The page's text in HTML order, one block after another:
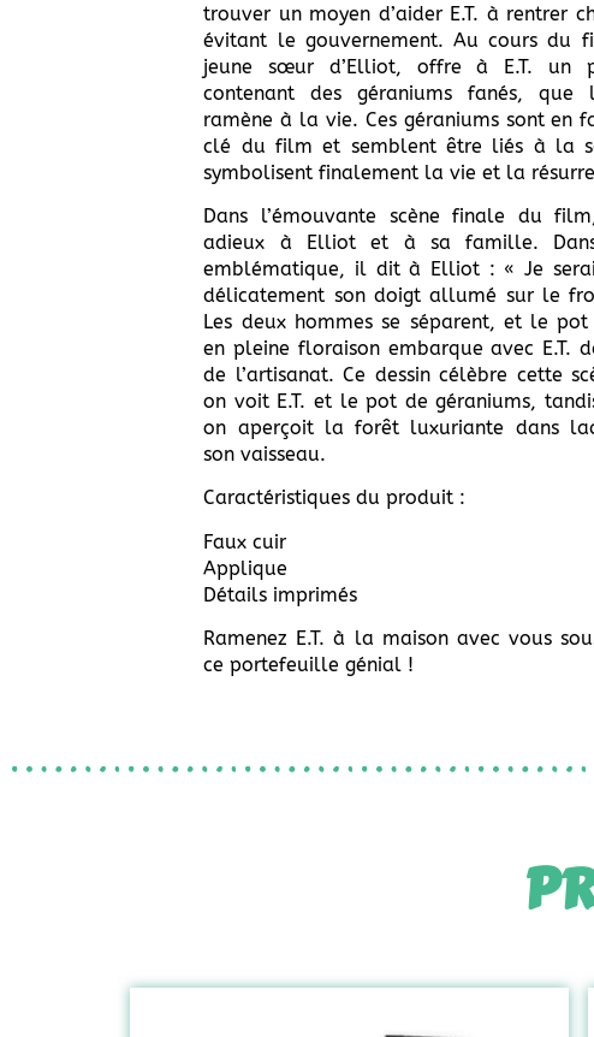
trouver un moyen d’aider E.T. à rentrer
évitant le gouvernement. Au cours du
jeune sœur d’Elliot, offre à E.T. un
contenant des géraniums fanés, que
ramène à la vie. Ces géraniums sont en
clé du film et semblent être liés à la
symbolisent finalement la vie et la
Dans l’émouvante scène finale du
adieux à Elliot et à sa famille.
emblématique, il dit à Elliot : « Je
délicatement son doigt allumé sur le
Les deux hommes se séparent, et le
en pleine floraison embarque avec E.T.
de l’artisanat. Ce dessin célèbre cette
on voit E.T. et le pot de géraniums,
on aperçoit la forêt luxuriante dans
son vaisseau.
Caractéristiques du produit :
Faux cuir
Applique
Détails imprimés
Ramenez E.T. à la maison avec vous
ce portefeuille génial !